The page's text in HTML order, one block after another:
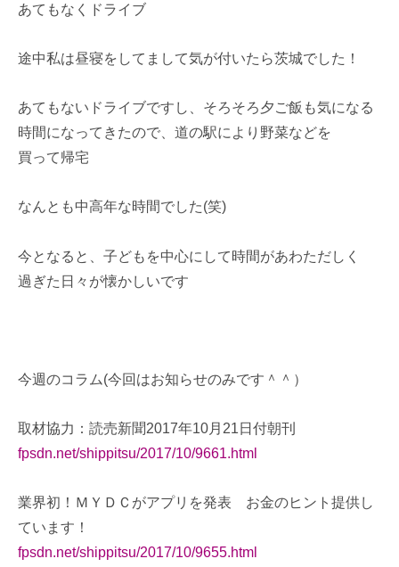
あてもなくドライブ
途中私は昼寝をしてまして気が付いたら茨城でした！
あてもないドライブですし、そろそろ夕ご飯も気になる
時間になってきたので、道の駅により野菜などを
買って帰宅
なんとも中高年な時間でした(笑)
今となると、子どもを中心にして時間があわただしく
過ぎた日々が懐かしいです
今週のコラム(今回はお知らせのみです＾＾）
取材協力：読売新聞2017年10月21日付朝刊
fpsdn.net/shippitsu/2017/10/9661.html
業界初！ＭＹＤＣがアプリを発表 お金のヒント提供し
ています！
fpsdn.net/shippitsu/2017/10/9655.html